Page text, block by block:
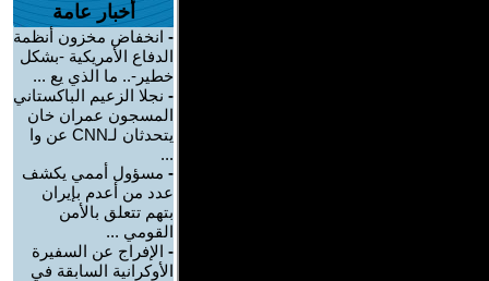
أخبار عامة
- انخفاض مخزون أنظمة
الدفاع الأمريكية -بشكل
خطير-.. ما الذي يع ...
- نجلا الزعيم الباكستاني
المسجون عمران خان
يتحدثان لـCNN عن وا
...
- مسؤول أممي يكشف
عدد من أعدم بإيران
بتهم تتعلق بالأمن
القومي ...
- الإفراج عن السفيرة
الأوكرانية السابقة في